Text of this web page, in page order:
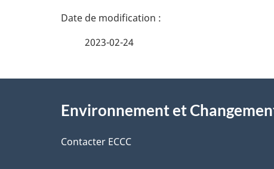
D
a
l
2023-02-24
proposEnvironnement et
Contacter ECCC